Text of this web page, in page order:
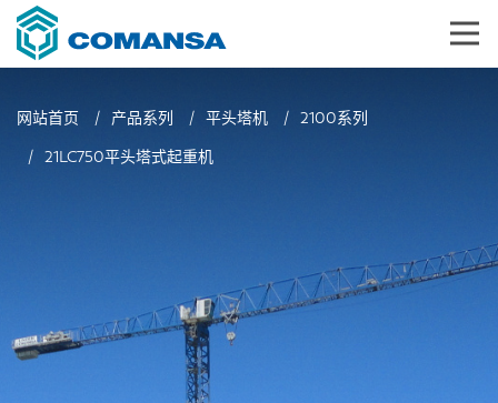
网站首页 产品系列 平头塔机 2100系列
21LC750平头塔式起重机